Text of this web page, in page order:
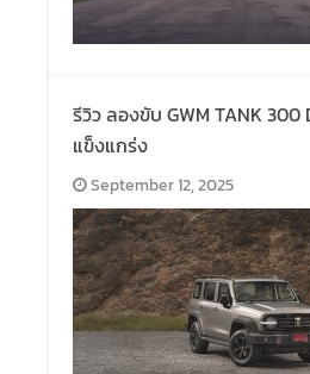
รีวิว ลองขับ GWM TANK
แข็งแกร่ง
September 12, 2025